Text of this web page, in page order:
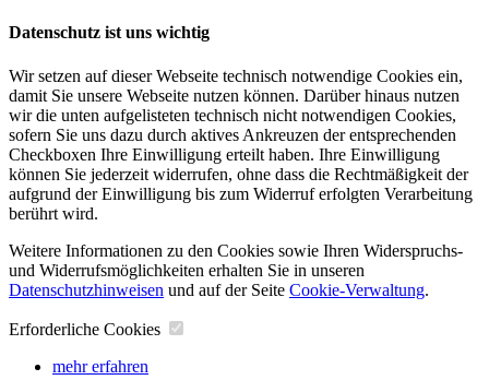
Datenschutz ist uns wichtig
Wir setzen auf dieser Webseite technisch notwendige Cookies ein,
damit Sie unsere Webseite nutzen können. Darüber hinaus nutzen
wir die unten aufgelisteten technisch nicht notwendigen Cookies,
sofern Sie uns dazu durch aktives Ankreuzen der entsprechenden
Checkboxen Ihre Einwilligung erteilt haben. Ihre Einwilligung
können Sie jederzeit widerrufen, ohne dass die Rechtmäßigkeit der
aufgrund der Einwilligung bis zum Widerruf erfolgten Verarbeitung
berührt wird.
Weitere Informationen zu den Cookies sowie Ihren Widerspruchs-
und Widerrufsmöglichkeiten erhalten Sie in unseren
Datenschutzhinweisen und auf der Seite Cookie-Verwaltung​.
Erforderliche Cookies
mehr erfahren